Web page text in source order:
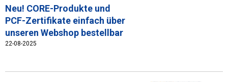
Neu! CORE-Produkte und
PCF-Zertifikate einfach über
unseren Webshop bestellbar
22-08-2025